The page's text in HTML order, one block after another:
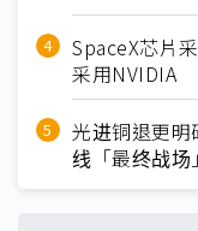
SpaceX芯片
采用NVIDIA
光进铜退更
线「最终战场」